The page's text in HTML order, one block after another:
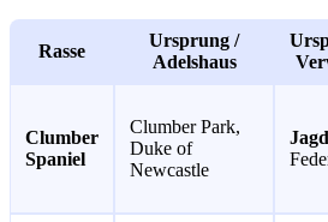
Rasse
Ursprung /
Adelshaus
Clumber
Spaniel
Clumber Park,
Duke of
Newcastle